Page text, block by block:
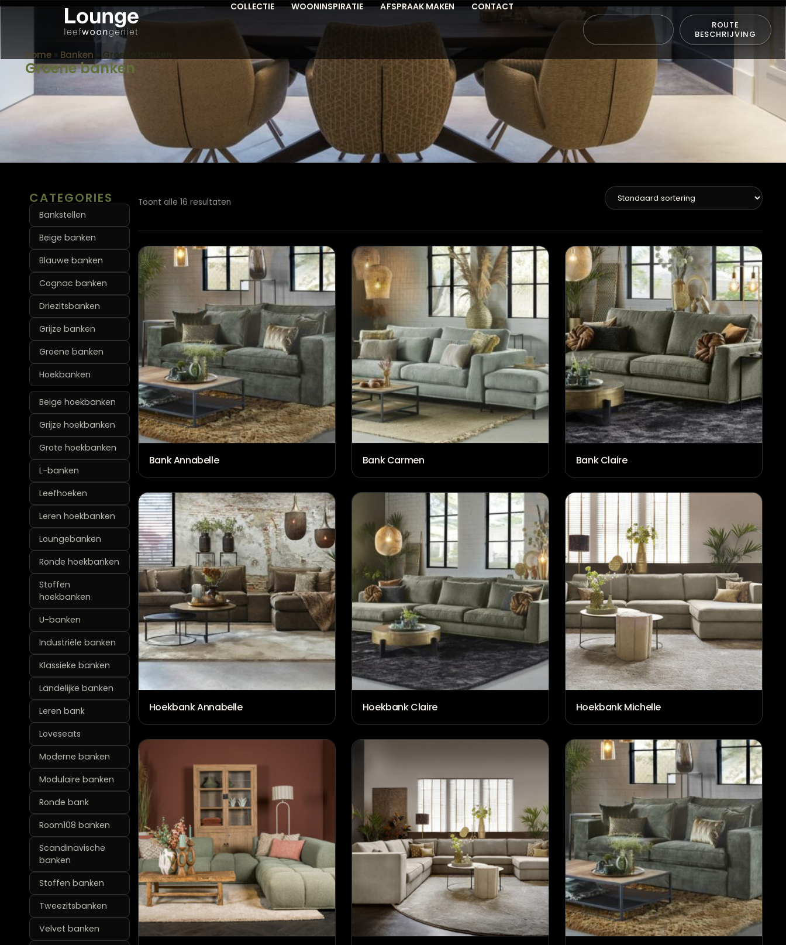
COLLECTIE WOONINSPIRATIE AFSPRAAK MAKEN CONTACT
ROUTE
BESCHRIJVING
Home » Banken Groene banken
Groene banken
CATEGORIES
Bankstellen
Beige banken
Blauwe banken
Cognac banken
Driezitsbanken
Grijze banken
Groene banken
Hoekbanken
Beige hoekbanken
Grijze hoekbanken
Grote hoekbanken
L-banken
Leefhoeken
Leren hoekbanken
Loungebanken
Ronde hoekbanken
Stoffen
hoekbanken
U-banken
Industriële banken
Klassieke banken
Landelijke banken
Leren bank
Loveseats
Moderne banken
Modulaire banken
Ronde bank
Room108 banken
Scandinavische
banken
Stoffen banken
Tweezitsbanken
Velvet banken
Toont alle 16 resultaten
Bank Annabelle Bank Carmen Bank Claire
Hoekbank Annabelle Hoekbank Claire Hoekbank Michelle